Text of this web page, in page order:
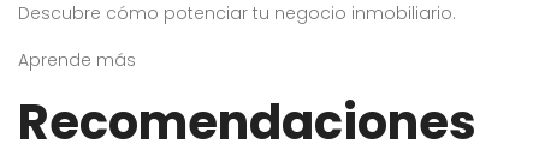
Descubre cómo potenciar tu negocio inmobiliario.
Aprende más
Recomendaciones